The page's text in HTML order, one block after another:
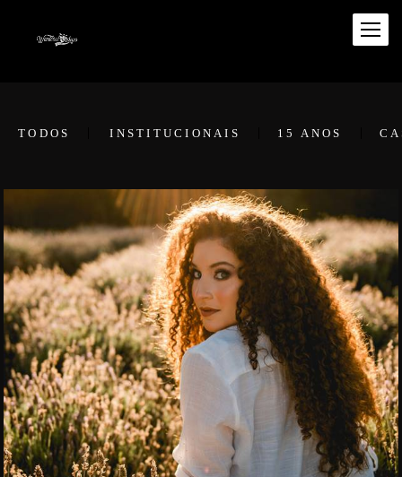
TODOS INSTITUCIONAIS 15 ANOS